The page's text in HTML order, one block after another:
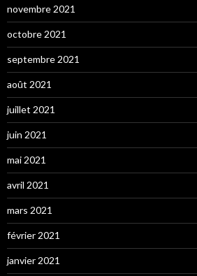
novembre 2021
octobre 2021
septembre 2021
août 2021
juillet 2021
juin 2021
mai 2021
avril 2021
mars 2021
février 2021
janvier 2021